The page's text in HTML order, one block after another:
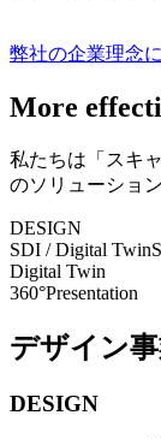
弊社の企業理念
More
私たちは「スキ
のソリューショ
DESIGN
SDI / Digital Twin
Digital Twin
360°Presentation
デザイン
DESIGN